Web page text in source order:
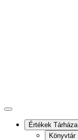
Értékek Tárháza
Könyvtár